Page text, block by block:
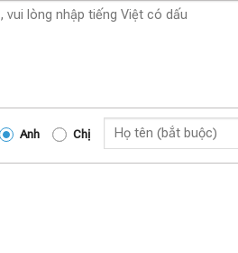
Anh Chị